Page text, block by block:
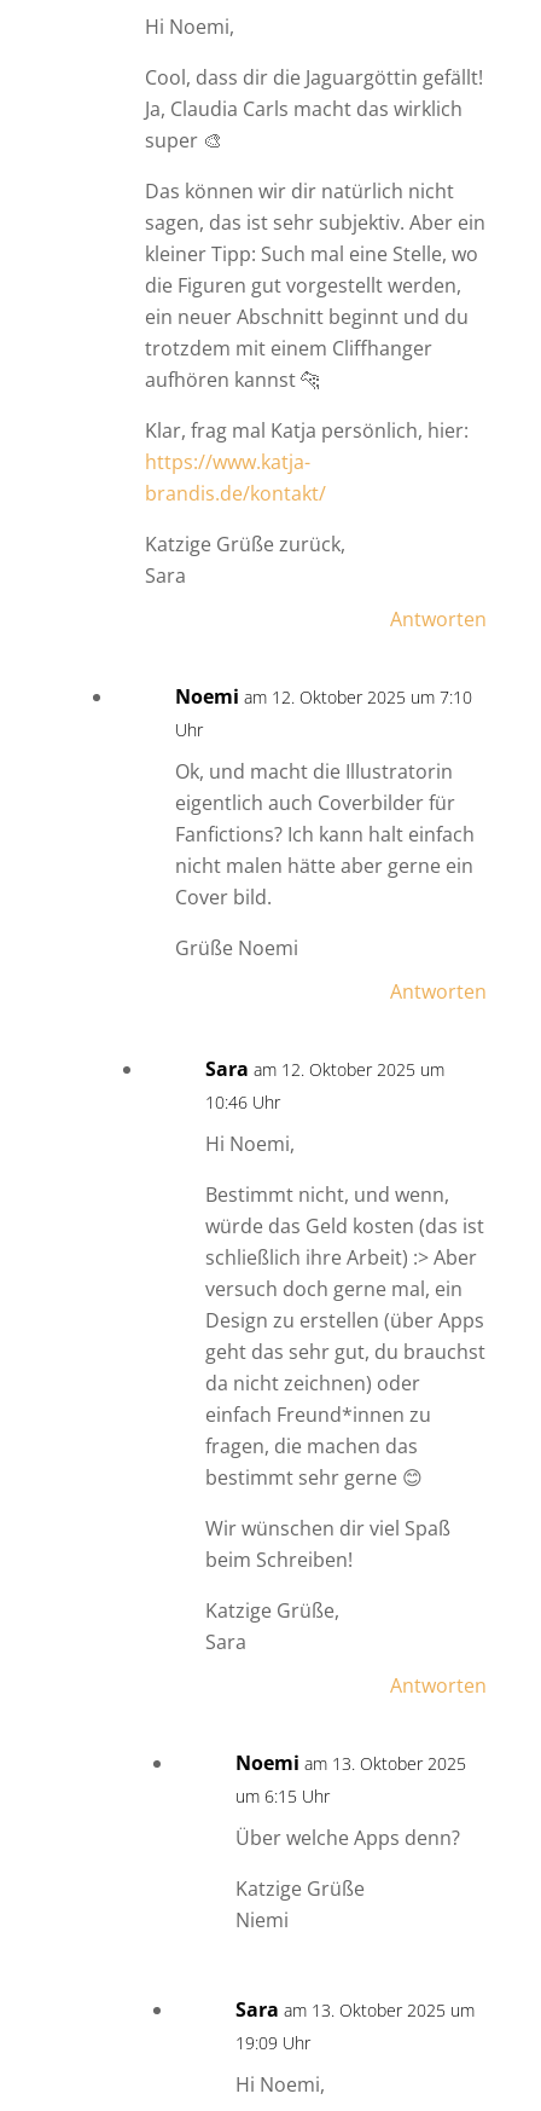
Hi Noemi,
Cool, dass dir die Jaguargöttin gefällt!
Ja, Claudia Carls macht das wirklich
super 🎨
Das können wir dir natürlich nicht
sagen, das ist sehr subjektiv. Aber ein
kleiner Tipp: Such mal eine Stelle, wo
die Figuren gut vorgestellt werden,
ein neuer Abschnitt beginnt und du
trotzdem mit einem Cliffhanger
aufhören kannst 🐆
Klar, frag mal Katja persönlich, hier:
https://www.katja-
brandis.de/kontakt/
Katzige Grüße zurück,
Sara
Antworten
Noemi am 12. Oktober 2025 um 7:10
Uhr
Ok, und macht die Illustratorin
eigentlich auch Coverbilder für
Fanfictions? Ich kann halt einfach
nicht malen hätte aber gerne ein
Cover bild.
Grüße Noemi
Antworten
Sara am 12. Oktober 2025 um
10:46 Uhr
Hi Noemi,
Bestimmt nicht, und wenn,
würde das Geld kosten (das ist
schließlich ihre Arbeit) :> Aber
versuch doch gerne mal, ein
Design zu erstellen (über Apps
geht das sehr gut, du brauchst
da nicht zeichnen) oder
einfach Freund*innen zu
fragen, die machen das
bestimmt sehr gerne 😊
Wir wünschen dir viel Spaß
beim Schreiben!
Katzige Grüße,
Sara
Antworten
Noemi am 13. Oktober 2025
um 6:15 Uhr
Über welche Apps denn?
Katzige Grüße
Niemi
Sara am 13. Oktober 2025 um
19:09 Uhr
Hi Noemi,